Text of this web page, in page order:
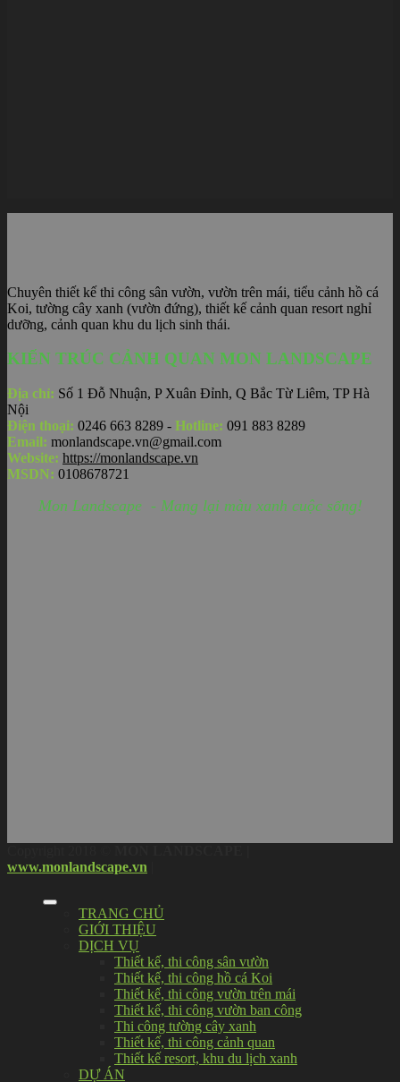
Chuyên thiết kế thi công sân vườn, vườn trên mái, tiểu cảnh hồ cá
Koi, tường cây xanh (vườn đứng), thiết kế cảnh quan resort nghỉ
dưỡng, cảnh quan khu du lịch sinh thái.
KIẾN TRÚC CẢNH QUAN MON LANDSCAPE
Địa chỉ: Số 1 Đỗ Nhuận, P Xuân Đỉnh, Q Bắc Từ Liêm, TP Hà
Nội
Điện thoại: 0246 663 8289 - Hotline: 091 883 8289
Email: monlandscape.vn@gmail.com
Website: https://monlandscape.vn
MSDN: 0108678721
Mon Landscape - Mang lại màu xanh cuộc sống!
www.monlandscape.vn
TRANG CHỦ
GIỚI THIỆU
DỊCH VỤ
Thiết kế, thi công sân vườn
Thiết kế, thi công hồ cá Koi
Thiết kế, thi công vườn trên mái
Thiết kế, thi công vườn ban công
Thi công tường cây xanh
Thiết kế, thi công cảnh quan
Thiết kế resort, khu du lịch xanh
DỰ ÁN